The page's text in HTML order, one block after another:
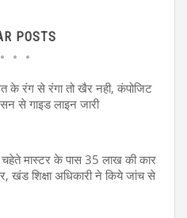
POSTS
के रंग से रंगा तो खैर नही, कंपोजिट
से गाइड लाइन जारी
मास्टर के पास 35 लाख की कार
खंड शिक्षा अधिकारी ने किये जांच से